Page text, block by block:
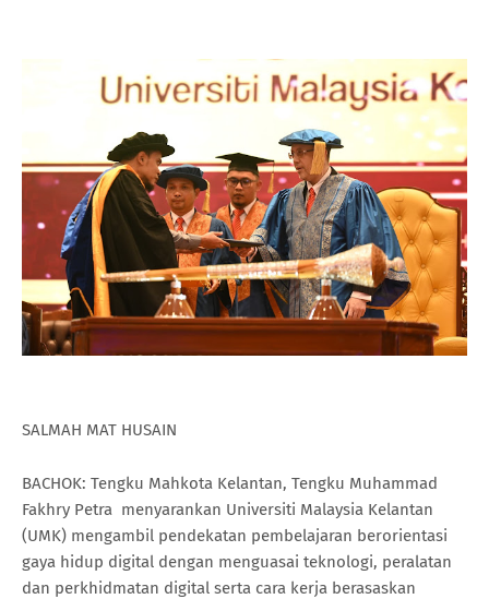
SALMAH MAT HUSAIN
BACHOK: Tengku Mahkota Kelantan, Tengku Muhammad
Fakhry Petra menyarankan Universiti Malaysia Kelantan
(UMK) mengambil pendekatan pembelajaran berorientasi
gaya hidup digital dengan menguasai teknologi, peralatan
dan perkhidmatan digital serta cara kerja berasaskan